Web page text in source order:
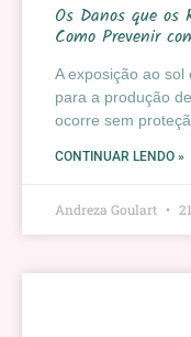
Os Danos que os
Como Prevenir
A exposição ao
para a produção
ocorre sem
CONTINUAR LENDO »
Andreza Goulart